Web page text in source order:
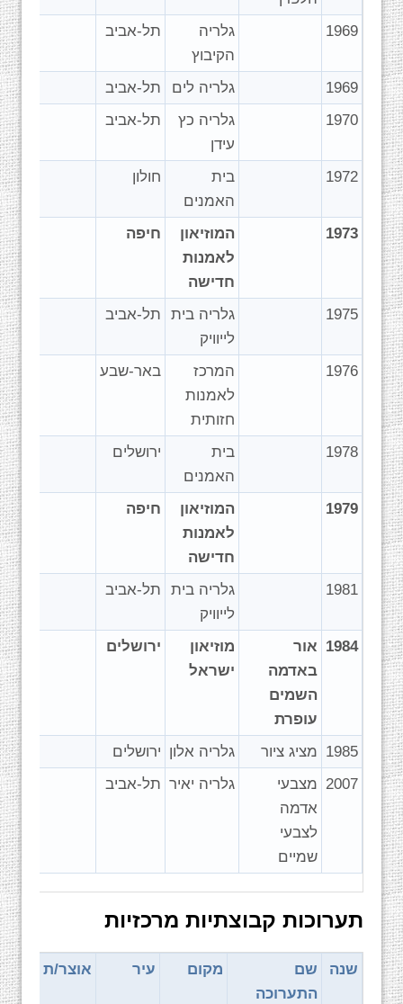
1969
גלריה
הקיבוץ
תל-אביב
1969 גלריה לים
תל-אביב
1970
גלריה כץ
עידן
תל-אביב
1972
בית
האמנים
חולון
1973
המוזיאון
לאמנות
חדישה
חיפה
1975
גלריה בית
לייוויק
תל-אביב
1976
המרכז
לאמנות
חזותית
באר-שבע
1978
בית
האמנים
ירושלים
1979
המוזיאון
לאמנות
חדישה
חיפה
1981
גלריה בית
לייוויק
תל-אביב
1984 אור
באדמה
השמים
עופרת
מוזיאון
ישראל
ירושלים
1985 מציג ציור גלריה אלון ירושלים
2007 מצבעי
אדמה
לצבעי
שמיים
גלריה יאיר תל-אביב
תערוכות קבוצתיות מרכזיות
שנה
שם
התערוכה
מקום עיר אוצר/ת